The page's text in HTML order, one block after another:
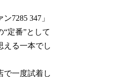
7285 347」
“定番”として
る一本でし
で一度試着し